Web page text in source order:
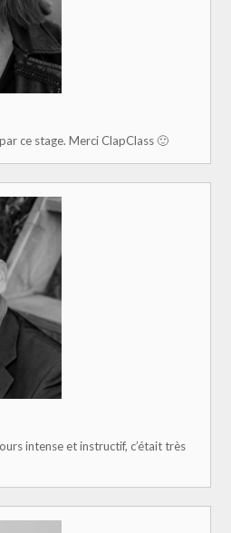
ce stage. Merci ClapClass 🙂
intense et instructif, c’était très